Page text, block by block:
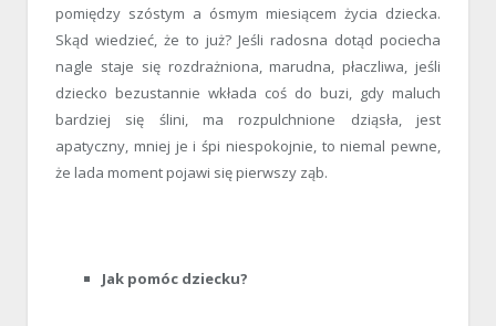
pomiędzy szóstym a ósmym miesiącem życia dziecka.
Skąd wiedzieć, że to już? Jeśli radosna dotąd pociecha
nagle staje się rozdrażniona, marudna, płaczliwa, jeśli
dziecko bezustannie wkłada coś do buzi, gdy maluch
bardziej się ślini, ma rozpulchnione dziąsła, jest
apatyczny, mniej je i śpi niespokojnie, to niemal pewne,
że lada moment pojawi się pierwszy ząb.
Jak pomóc dziecku?